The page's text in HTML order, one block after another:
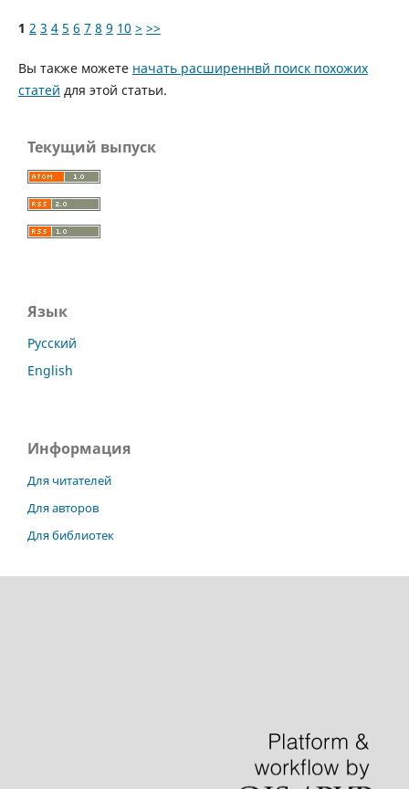
1 2 3 4 5 6 7 8 9 10 > >>
Вы также можете начать расширеннвй поиск похожих
статей для этой статьи.
Текущий выпуск
Язык
Русский
English
Информация
Для читателей
Для авторов
Для библиотек